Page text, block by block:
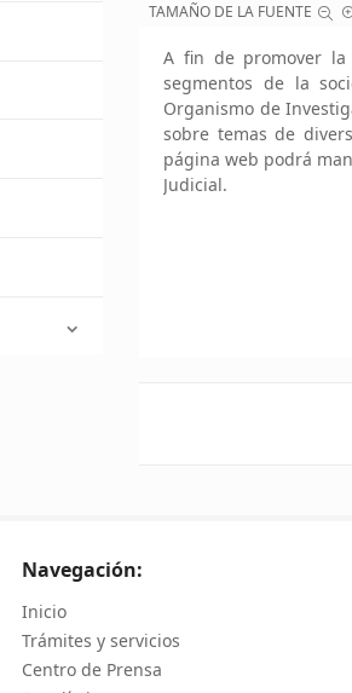
TAMAÑO DE LA FUENTE
A fin de promover la
segmentos de la
Organismo de
sobre temas de
página web podrá
Judicial.
Navegación:
Inicio
Trámites y servicios
Centro de Prensa